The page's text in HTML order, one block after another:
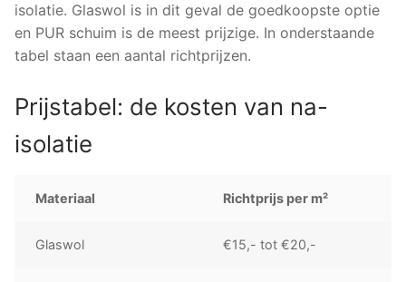
isolatie. Glaswol is in dit geval de goedkoopste optie
en PUR schuim is de meest prijzige. In onderstaande
tabel staan een aantal richtprijzen.
Prijstabel: de kosten van na-
isolatie
Materiaal Richtprijs per m²
Glaswol €15,- tot €20,-